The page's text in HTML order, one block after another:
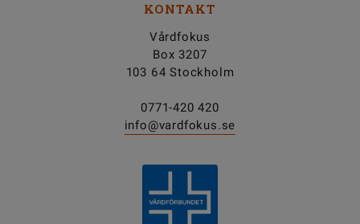
KONTAKT
Vårdfokus
Box 3207
103 64 Stockholm
0771-420 420
info@vardfokus.se